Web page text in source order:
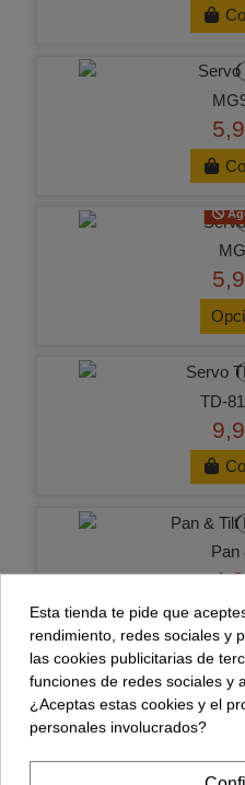
TD-
Pan
PCA9685
Esta tienda te pide que
rendimiento, redes sociales y
las cookies publicitarias de
funciones de redes sociales y
¿Aceptas estas cookies y el
personales involucrados?